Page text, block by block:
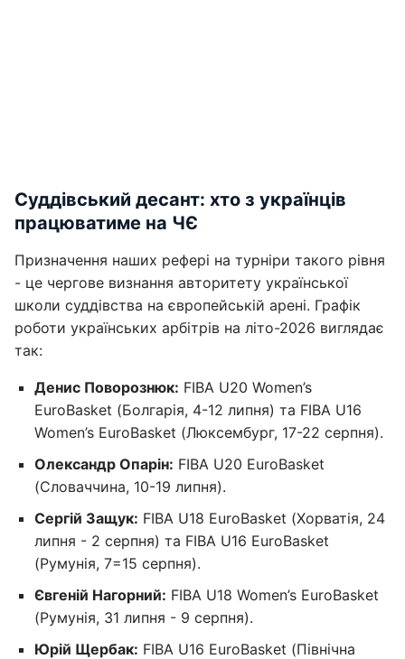
Суддівський десант: хто з українців
працюватиме на ЧЄ
Призначення наших рефері на турніри такого рівня
- це чергове визнання авторитету української
школи суддівства на європейській арені. Графік
роботи українських арбітрів на літо-2026 виглядає
так:
Денис Поворознюк: FIBA U20 Women’s
EuroBasket (Болгарія, 4-12 липня) та FIBA U16
Women’s EuroBasket (Люксембург, 17-22 серпня).
Олександр Опарін: FIBA U20 EuroBasket
(Словаччина, 10-19 липня).
Сергій Защук: FIBA U18 EuroBasket (Хорватія, 24
липня - 2 серпня) та FIBA U16 EuroBasket
(Румунія, 7=15 серпня).
Євгеній Нагорний: FIBA U18 Women’s EuroBasket
(Румунія, 31 липня - 9 серпня).
Юрій Щербак: FIBA U16 EuroBasket (Північна